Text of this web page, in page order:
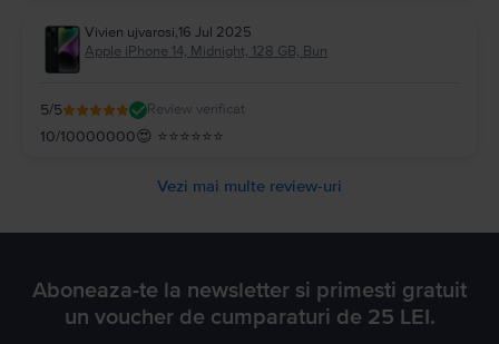
Vivien ujvarosi,16 Jul 2025
Apple iPhone 14, Midnight, 128 GB, Bun
5/5 Review verificat
10/10000000😍 ⭐️⭐️⭐️⭐️⭐️⭐️
Vezi mai multe review-uri
Aboneaza-te la newsletter si primesti gratuit
un voucher de cumparaturi de 25 LEI.